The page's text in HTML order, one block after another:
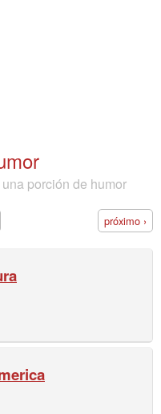
porción de humor
próximo ›